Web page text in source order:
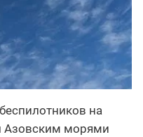
на
Азовским морями